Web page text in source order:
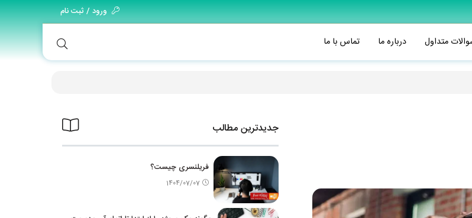
ورود / ثبت نام
متداول درباره ما تماس با ما
جدیدترین مطالب
فریلنسری چیست؟
1404/07/07